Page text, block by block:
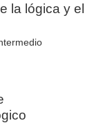
la lógica y el